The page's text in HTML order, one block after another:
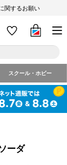
関するお願い
スクール・ホビー
ーダ